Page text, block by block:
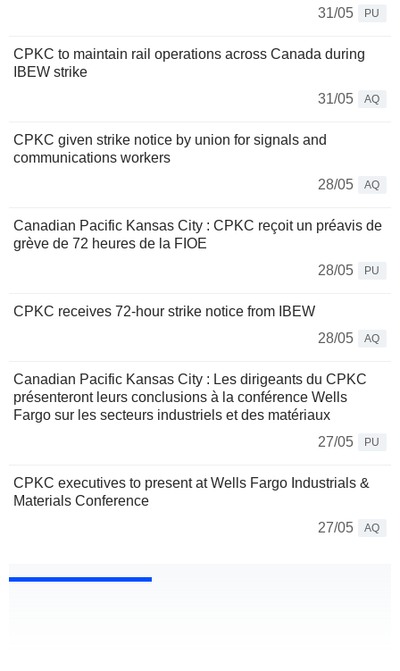
31/05
PU
CPKC to maintain rail operations across Canada during
IBEW strike
31/05
AQ
CPKC given strike notice by union for signals and
communications workers
28/05
AQ
Canadian Pacific Kansas City : CPKC reçoit un préavis de
grève de 72 heures de la FIOE
28/05
PU
CPKC receives 72-hour strike notice from IBEW
28/05
AQ
Canadian Pacific Kansas City : Les dirigeants du CPKC
présenteront leurs conclusions à la conférence Wells
Fargo sur les secteurs industriels et des matériaux
27/05
PU
CPKC executives to present at Wells Fargo Industrials &
Materials Conference
27/05
AQ